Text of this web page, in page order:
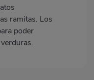
ramitas. Los
poder